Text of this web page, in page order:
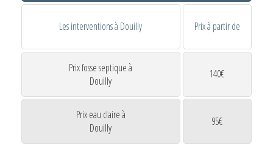
Les interventions à Douilly Prix à partir de
Prix fosse septique à
Douilly
140€
Prix eau claire à
Douilly
95€